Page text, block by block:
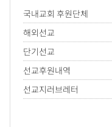
국내교회 후원단체
해외선교
단기선교
선교후원내역
선교지러브레터